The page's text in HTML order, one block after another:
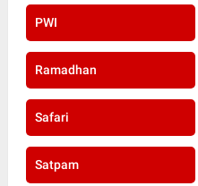
PWI
Ramadhan
Safari
Satpam